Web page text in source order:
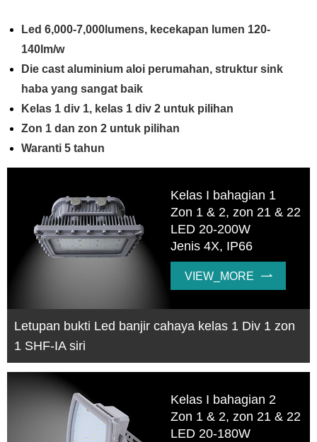
Led 6,000-7,000lumens, kecekapan lumen 120-
140lm/w
Die cast aluminium aloi perumahan, struktur sink
haba yang sangat baik
Kelas 1 div 1, kelas 1 div 2 untuk pilihan
Zon 1 dan zon 2 untuk pilihan
Waranti 5 tahun
Kelas I bahagian 1
Zon 1 & 2, zon 21 & 22
LED 20-200W
Jenis 4X, IP66
VIEW_MORE 
Letupan bukti Led banjir cahaya kelas 1 Div 1 zon
1 SHF-IA siri
Kelas I bahagian 2
Zon 1 & 2, zon 21 & 22
LED 20-180W